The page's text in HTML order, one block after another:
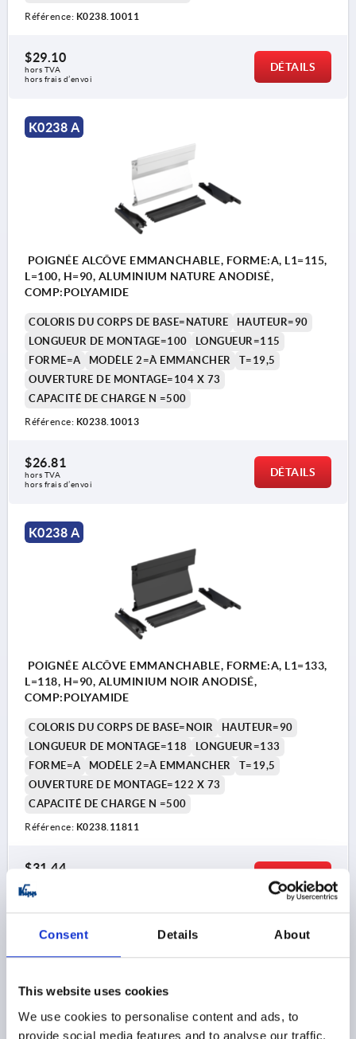
Consent Details About
This website uses cookies
We use cookies to personalise content and ads, to
provide social media features and to analyse our traffic.
Référence: K0238.10011
$29.10
hors TVA
hors frais d’envoi
DÉTAILS
K0238 A
POIGNÉE ALCÔVE EMMANCHABLE, FORME:A, L1=115,
L=100, H=90, ALUMINIUM NATURE ANODISÉ,
COMP:POLYAMIDE
COLORIS DU CORPS DE BASE=NATURE
HAUTEUR=90
LONGUEUR DE MONTAGE=100
LONGUEUR=115
FORME=A
MODÈLE 2=À EMMANCHER
T=19,5
OUVERTURE DE MONTAGE=104 X 73
CAPACITÉ DE CHARGE N =500
Référence: K0238.10013
$26.81
hors TVA
hors frais d’envoi
DÉTAILS
K0238 A
POIGNÉE ALCÔVE EMMANCHABLE, FORME:A, L1=133,
L=118, H=90, ALUMINIUM NOIR ANODISÉ,
COMP:POLYAMIDE
COLORIS DU CORPS DE BASE=NOIR
HAUTEUR=90
LONGUEUR DE MONTAGE=118
LONGUEUR=133
FORME=A
MODÈLE 2=À EMMANCHER
T=19,5
OUVERTURE DE MONTAGE=122 X 73
CAPACITÉ DE CHARGE N =500
Référence: K0238.11811
$31.44
hors frais d’envoi
DÉTAILS
K0238 A